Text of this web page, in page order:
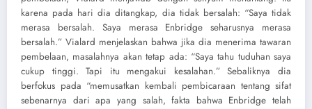
karena pada hari dia ditangkap, dia tidak bersalah: “Saya tidak
merasa bersalah. Saya merasa Enbridge seharusnya merasa
bersalah.” Vialard menjelaskan bahwa jika dia menerima tawaran
pembelaan, masalahnya akan tetap ada: “Saya tahu tuduhan saya
cukup tinggi. Tapi itu mengakui kesalahan.” Sebaliknya dia
berfokus pada “memusatkan kembali pembicaraan tentang sifat
sebenarnya dari apa yang salah, fakta bahwa Enbridge telah